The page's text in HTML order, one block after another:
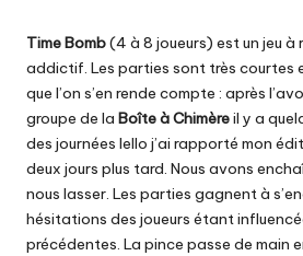
Time Bomb(4 à 8 joueurs) est un jeu à
addictif. Les parties sont très courtes
que l’on s’en rende compte : après
groupe de la Boîte à Chimèreil y a
des journées Iello j’ai rapporté mon
deux jours plus tard. Nous avons
nous lasser. Les parties gagnent à
hésitations des joueurs étant
précédentes. La pince passe de main